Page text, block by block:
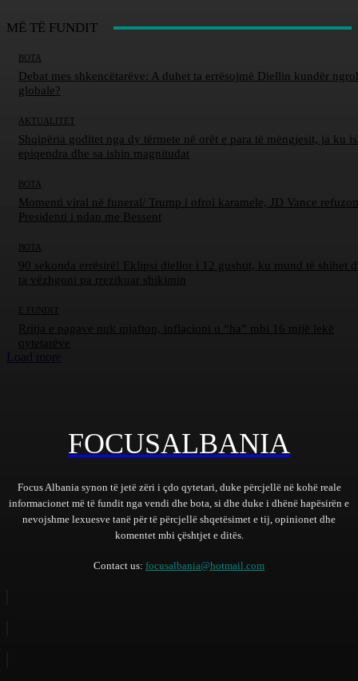
MË TË FUNDIT
BOTA
Debat mes shkencëtarëve: A duhet ta errësojmë Diellin kundër
globale?
AKTUALITET
Shqipëria goditet nga dy tërmete në orët e para të mëngjesit, ja ku
epiqendra dhe sa ishin magnitudat
BOTA
Momenti viral në funeral/ Trump i ofroi karamele, JD Vance
Presidenti i ndan me Bessent
BOTA
90 sekonda errësirë! Eklipsi diellor i 12 gushtit, ku mund të shihet
ta vëzhgoni pa rrezikuar shikimin
E FUNDIT
Rritja e pagave nuk mjafton, inflacioni u “ha” mbi 16 mijë lekë
qytetarëve
Load more
FOCUSALBANIA
Focus Albania synon të jetë zëri i çdo qytetari, duke përcjellë në kohë reale
informacionet më të fundit nga vendi dhe bota, si dhe duke i dhënë hapësirën e
nevojshme lexuesve tanë për të përcjellë shqetësimet e tij, opinionet dhe
komentet mbi çështjet e ditës.
Contact us: focusalbania@hotmail.com